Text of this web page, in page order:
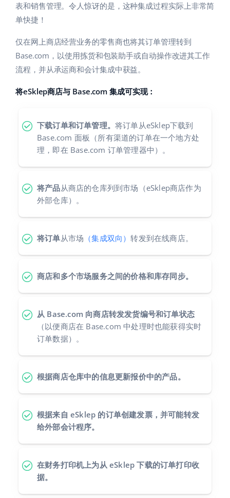
发货管理
Base Connect
电子产品
汽车零部件
超市
服务
账户审计
其他
english (IN)
čeština
deutsch
Ελληνικά
español (MX)
Italiano
polski
română
中文
表和销售管理。令人惊讶的是，这种集成过程实际上非常简
单快捷！
仅在网上商店经营业务的零售商也将其订单管理转到
Base.com，以使用拣货和包装助手或自动操作改进其工作
流程，并从承运商和会计集成中获益。
将eSklep商店与 Base.com 集成可实现：
下载订单和订单管理。 将订单从eSklep下载到
Base.com 面板（所有渠道的订单在一个地方处
理，即在 Base.com 订单管理器中）。
将产品从商店的仓库列到市场（eSklep商店作为
外部仓库）。
将订单从市场 （集成双向）转发到在线商店。
商店和多个市场服务之间的价格和库存同步。
从 Base.com 向商店转发发货编号和订单状态
（以便商店在 Base.com 中处理时也能获得实时
订单数据）。
根据商店仓库中的信息更新报价中的产品。
根据来自 eSklep 的订单创建发票，并可能转发
给外部会计程序。
在财务打印机上为从 eSklep 下载的订单打印收
据。